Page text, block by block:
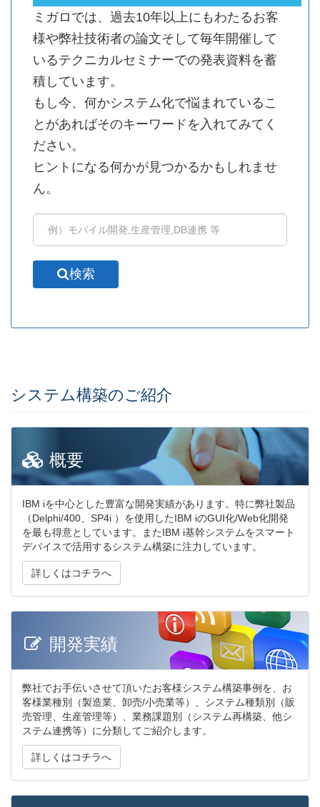
ミガロでは、過去10年以上にもわたるお客
様や弊社技術者の論文そして毎年開催して
いるテクニカルセミナーでの発表資料を蓄
積しています。
もし今、何かシステム化で悩まれているこ
とがあればそのキーワードを入れてみてく
ださい。
ヒントになる何かが見つかるかもしれませ
ん。
検索
システム構築のご紹介
概要
IBM iを中心とした豊富な開発実績があります。特に弊社製品
（Delphi/400、SP4i ）を使用したIBM iのGUI化/Web化開発
を最も得意としています。またIBM i基幹システムをスマート
デバイスで活用するシステム構築に注力しています。
詳しくはコチラへ
開発実績
弊社でお手伝いさせて頂いたお客様システム構築事例を、お
客様業種別（製造業、卸売/小売業等）、システム種類別（販
売管理、生産管理等）、業務課題別（システム再構築、他シ
ステム連携等）に分類してご紹介します。
詳しくはコチラへ